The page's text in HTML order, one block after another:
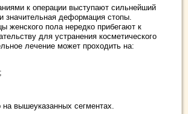
к операции выступают сильнейший
значительная деформация стопы.
женского пола нередко прибегают к
для устранения косметического
лечение может проходить на:
вышеуказанных сегментах.